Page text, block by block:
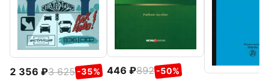
2 356 3 625 -35% 446 892 -50%